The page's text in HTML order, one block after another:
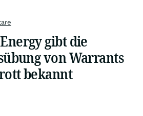
gibt die
von Warrants
bekannt